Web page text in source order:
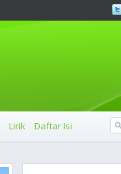
Lirik Daftar Isi